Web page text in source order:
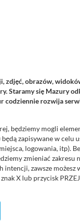
wyzwaniami.
optymalne
rozwijać i
rozwój sektora
najbliższy czas
Mazury w
miniony rok
udało się
roku, czyli ostatniego
zdjęć, obrazów,
Staramy się Mazury
codziennie rozwija
będziemy mogli
zapisywane w celu
logowania, itp).
zmieniać zakresu
intencji, zawsze możesz
X lub przycisk
usługi (przekazanie